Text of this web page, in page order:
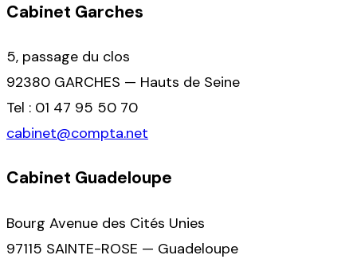
Cabinet Garches
5, passage du clos
92380 GARCHES — Hauts de Seine
Tel : 01 47 95 50 70
cabinet@compta.net
Cabinet Guadeloupe
Bourg Avenue des Cités Unies
97115 SAINTE-ROSE — Guadeloupe